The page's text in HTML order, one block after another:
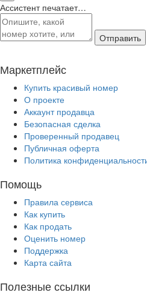
Ассистент печатает…
Отправить
Маркетплейс
Купить красивый номер
О проекте
Аккаунт продавца
Безопасная сделка
Проверенный продавец
Публичная оферта
Политика
Помощь
Правила сервиса
Как купить
Как продать
Оценить номер
Поддержка
Карта сайта
Полезные ссылки